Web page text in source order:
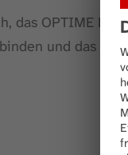
das OPTIME
und das